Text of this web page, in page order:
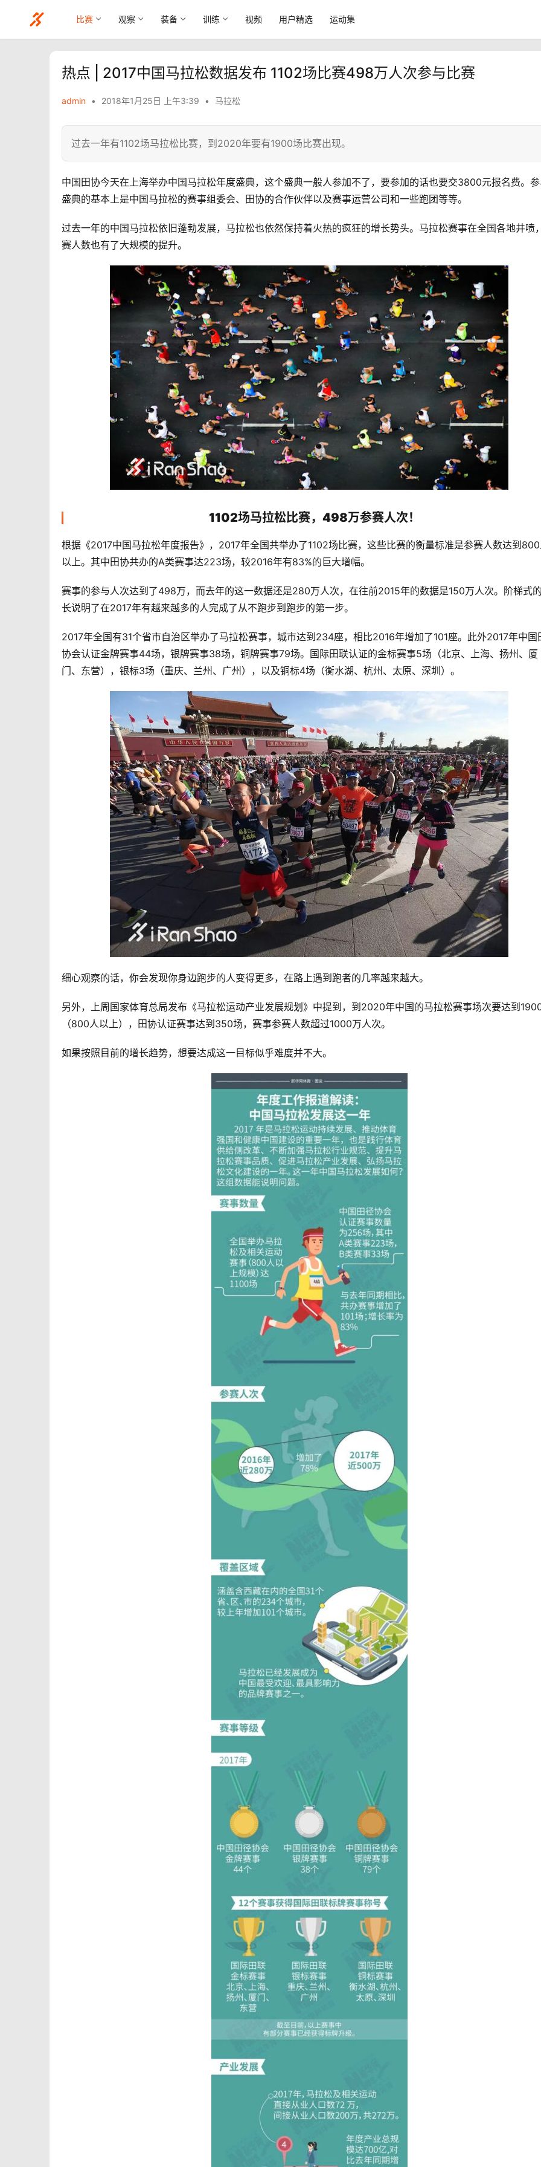
比赛 观察 装备 训练 视频 用户精选 运动集
热点 | 2017中国马拉松数据发布 1102场比赛498万人次参与比赛
admin • 2018年1月25日 上午3:39 • 马拉松
过去一年有1102场马拉松比赛，到2020年要有1900场比赛出现。
中国田协今天在上海举办中国马拉松年度盛典，这个盛典一般人参加不了，要参加的话也要交3800元报名费。
盛典的基本上是中国马拉松的赛事组委会、田协的合作伙伴以及赛事运营公司和一些跑团等等。
过去一年的中国马拉松依旧蓬勃发展，马拉松也依然保持着火热的疯狂的增长势头。马拉松赛事在全国各地井喷
赛人数也有了大规模的提升。
1102场马拉松比赛，498万参赛人次！
根据《2017中国马拉松年度报告》，2017年全国共举办了1102场比赛，这些比赛的衡量标准是参赛人数达到
以上。其中田协共办的A类赛事达223场，较2016年有83%的巨大增幅。
赛事的参与人次达到了498万，而去年的这一数据还是280万人次，在往前2015年的数据是150万人次。阶梯式
长说明了在2017年有越来越多的人完成了从不跑步到跑步的第一步。
2017年全国有31个省市自治区举办了马拉松赛事，城市达到234座，相比2016年增加了101座。此外2017年中国
协会认证金牌赛事44场，银牌赛事38场，铜牌赛事79场。国际田联认证的金标赛事5场（北京、上海、扬州、厦
门、东营），银标3场（重庆、兰州、广州），以及铜标4场（衡水湖、杭州、太原、深圳）。
细心观察的话，你会发现你身边跑步的人变得更多，在路上遇到跑者的几率越来越大。
另外，上周国家体育总局发布《马拉松运动产业发展规划》中提到，到2020年中国的马拉松赛事场次要达到
（800人以上），田协认证赛事达到350场，赛事参赛人数超过1000万人次。
如果按照目前的增长趋势，想要达成这一目标似乎难度并不大。